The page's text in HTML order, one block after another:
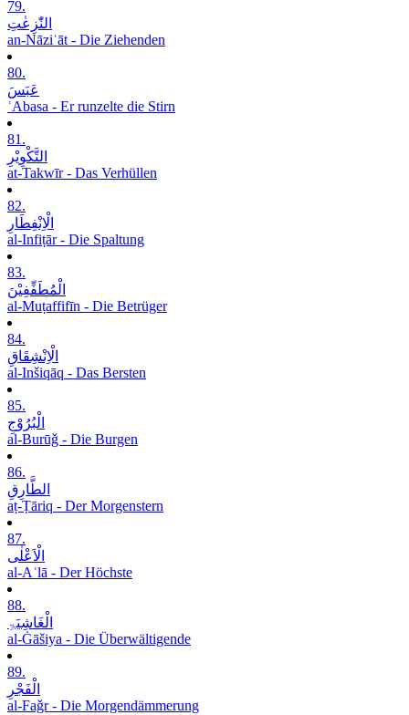
79.
النّٰزِعٰتِ
an-Nāziʿāt - Die Ziehenden
80.
عَبَسَ
ʿAbasa - Er runzelte die Stirn
81.
التَّکْوِیْرِ
at-Takwīr - Das Verhüllen
82.
الْاِنْفِطَارِ
al-Infiṭār - Die Spaltung
83.
الْمُطَفِّفِیْنَ
al-Muṭaffifīn - Die Betrüger
84.
الْاِنْشِقَاقِ
al-Inšiqāq - Das Bersten
85.
الْبُرُوْجِ
al-Burūǧ - Die Burgen
86.
الطَّارِقِ
aṭ-Ṭāriq - Der Morgenstern
87.
الْاَعْلٰی
al-Aʿlā - Der Höchste
88.
الْغَاشِیَۃِ
al-Ġāšiya - Die Überwältigende
89.
الْفَجْرِ
al-Faǧr - Die Morgendämmerung